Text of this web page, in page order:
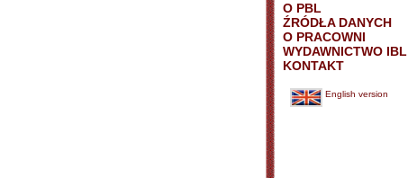
O PBL
ŹRÓDŁA DANYCH
O PRACOWNI
WYDAWNICTWO IBL
KONTAKT
English version